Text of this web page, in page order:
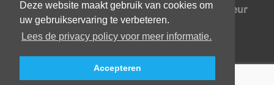
Deze website maakt gebruik van cookies om
uw gebruikservaring te verbeteren.
Lees de privacy policy voor meer informatie.
Accepteren